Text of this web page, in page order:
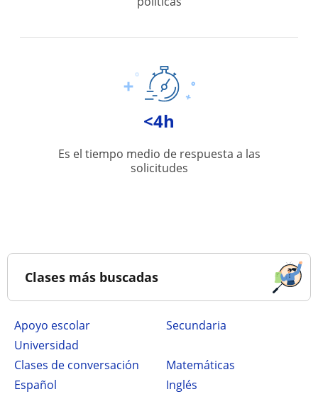
<4h
Es el tiempo medio de respuesta a las
solicitudes
Clases más buscadas
Apoyo escolar
secundaria
Universidad
Clases de conversación
Matemáticas
Español
Inglés